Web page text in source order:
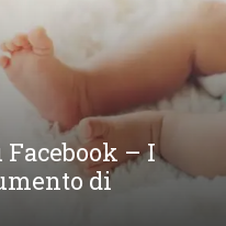
– I
di